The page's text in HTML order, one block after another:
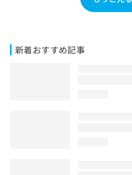
新着おすすめ記事
わ
せ